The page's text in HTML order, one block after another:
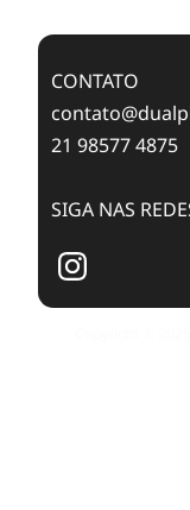
CONTATO
21 98577 4875
SIGA NAS